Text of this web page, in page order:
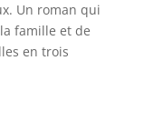
Un roman qui
famille et de
en trois